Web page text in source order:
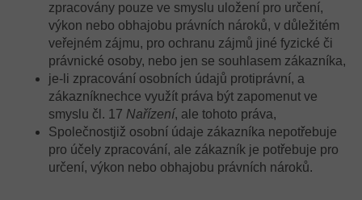
zpracovány pouze ve smyslu uložení pro určení,
výkon nebo obhajobu právních nároků, v důležitém
veřejném zájmu, pro ochranu zájmů jiné fyzické či
právnické osoby, nebo jen se souhlasem zákazníka,
je-li zpracování osobních údajů protiprávní, a
zákazníknechce využít práva být zapomenut ve
smyslu čl. 17 Nařízení, ale tohoto práva,
Společnostjiž osobní údaje zákazníka nepotřebuje
pro účely zpracování, ale zákazník je potřebuje pro
určení, výkon nebo obhajobu právních nároků.